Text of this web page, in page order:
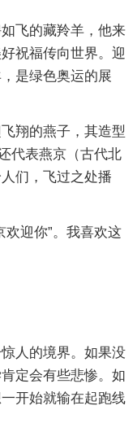
飞的藏羚羊，他来
祝福传向世界。迎
是绿色奥运的展
翔的燕子，其造型
代表燕京（古代北
们，飞过之处播
欢迎你”。我喜欢这
人的境界。如果没
定会有些悲惨。如
开始就输在起跑线